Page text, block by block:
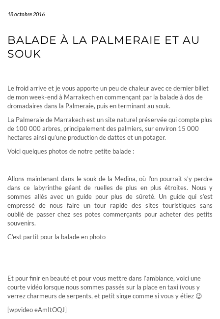
18 octobre 2016
BALADE À LA PALMERAIE ET AU
SOUK
Le froid arrive et je vous apporte un peu de chaleur avec ce dernier billet
de mon week-end à Marrakech en commençant par la balade à dos de
dromadaires dans la Palmeraie, puis en terminant au souk.
La Palmeraie de Marrakech est un site naturel préservée qui compte plus
de 100 000 arbres, principalement des palmiers, sur environ 15 000
hectares ainsi qu’une production de dattes et un potager.
Voici quelques photos de notre petite balade :
Allons maintenant dans le souk de la Medina, où l’on pourrait s’y perdre
dans ce labyrinthe géant de ruelles de plus en plus étroites. Nous y
sommes allés avec un guide pour plus de sûreté. Un guide qui s’est
empressé de nous faire un tour rapide des sites touristiques sans
oublié de passer chez ses potes commerçants pour acheter des petits
souvenirs.
C’est partit pour la balade en photo
Et pour finir en beauté et pour vous mettre dans l’ambiance, voici une
courte vidéo lorsque nous sommes passés sur la place en taxi (vous y
verrez charmeurs de serpents, et petit singe comme si vous y étiez 😉
[wpvideo eAmItOQJ]